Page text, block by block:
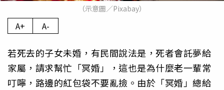
（示意圖／Pixabay）
A+ A-
若死去的子女未婚，有民間說法是，死者會託夢給
家屬，請求幫忙「冥婚」，這也是為什麼老一輩常
叮嚀，路邊的紅包袋不要亂撿。由於「冥婚」總給